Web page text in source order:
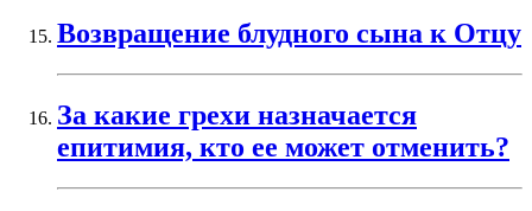
Возвращение блудного сына к Отцу
За какие грехи назначается
епитимия, кто ее может отменить?